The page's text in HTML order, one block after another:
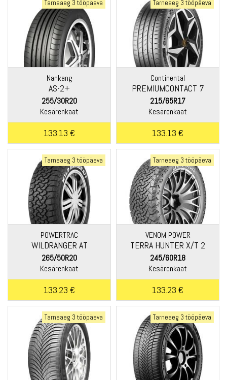
Tarneaeg 3 tööpäeva
Nankang
AS-2+
255/30R20
Kesärenkaat
133.13 €
Tarneaeg 3 tööpäeva
Continental
PREMIUMCONTACT 7
215/65R17
Kesärenkaat
133.13 €
Tarneaeg 3 tööpäeva
POWERTRAC
WILDRANGER AT
265/50R20
Kesärenkaat
133.23 €
Tarneaeg 3 tööpäeva
VENOM POWER
TERRA HUNTER X/T 2
245/60R18
Kesärenkaat
133.23 €
Tarneaeg 3 tööpäeva Tarneaeg 3 tööpäeva